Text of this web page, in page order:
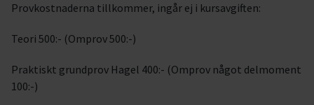
Provkostnaderna tillkommer, ingår ej i kursavgiften:
Teori 500:- (Omprov 500:-)
Praktiskt grundprov Hagel 400:- (Omprov något delmoment
100:-)